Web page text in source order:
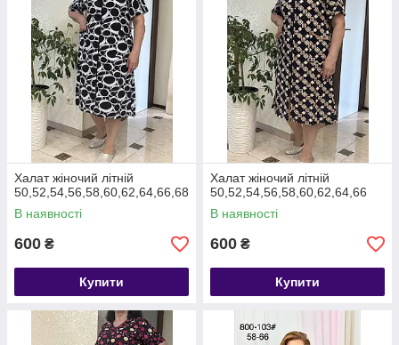
Халат жіночий літній
50,52,54,56,58,60,62,64,66,68
В наявності
600 ₴
Купити
Халат жіночий літній
50,52,54,56,58,60,62,64,66
В наявності
600 ₴
Купити